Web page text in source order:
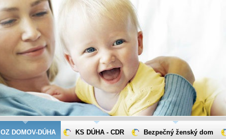
OZ DOMOV-DÚHA KS DÚHA - CDR Bezpečný ženský dom